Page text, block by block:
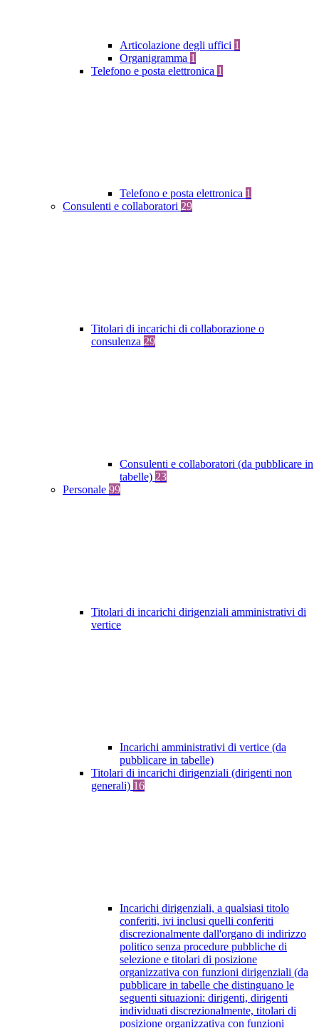
Articolazione degli uffici 1
Organigramma 1
Telefono e posta elettronica 1
Telefono e posta elettronica 1
Consulenti e collaboratori 29
Titolari di incarichi di collaborazione o
consulenza 29
Consulenti e collaboratori (da pubblicare in
tabelle) 23
Personale 99
Titolari di incarichi dirigenziali amministrativi di
vertice
Incarichi amministrativi di vertice (da
pubblicare in tabelle)
Titolari di incarichi dirigenziali (dirigenti non
generali) 16
Incarichi dirigenziali, a qualsiasi titolo
conferiti, ivi inclusi quelli conferiti
discrezionalmente dall'organo di indirizzo
politico senza procedure pubbliche di
selezione e titolari di posizione
organizzativa con funzioni dirigenziali (da
pubblicare in tabelle che distinguano le
seguenti situazioni: dirigenti, dirigenti
individuati discrezionalmente, titolari di
posizione organizzativa con funzioni